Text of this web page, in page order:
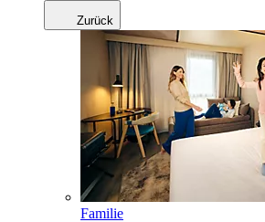
Zurück
Familie